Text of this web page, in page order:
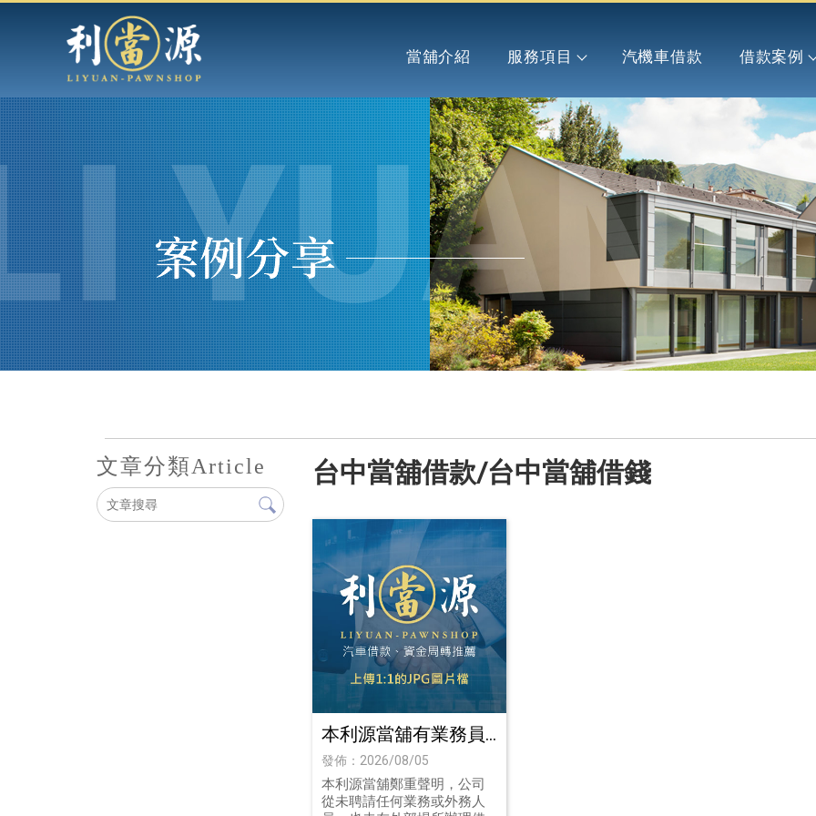
當舖介紹 服務項目 汽機車借款 借款案例
文章分類Article 台中當舖借款/台中當舖借錢
本利源當舖有業務員
在外收款嗎？當舖借
款遇到陌生人接洽該
怎麼辦？如何避免當
發佈：2026/08/05
本利源當舖鄭重聲明，公司
從未聘請任何業務或外務人